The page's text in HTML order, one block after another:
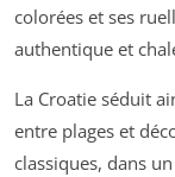
colorées et ses
authentique et
La Croatie séduit
entre plages et
classiques, dans